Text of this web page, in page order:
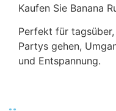
Kaufen Sie Banana
Perfekt für
Partys gehen,
und Entspannung.